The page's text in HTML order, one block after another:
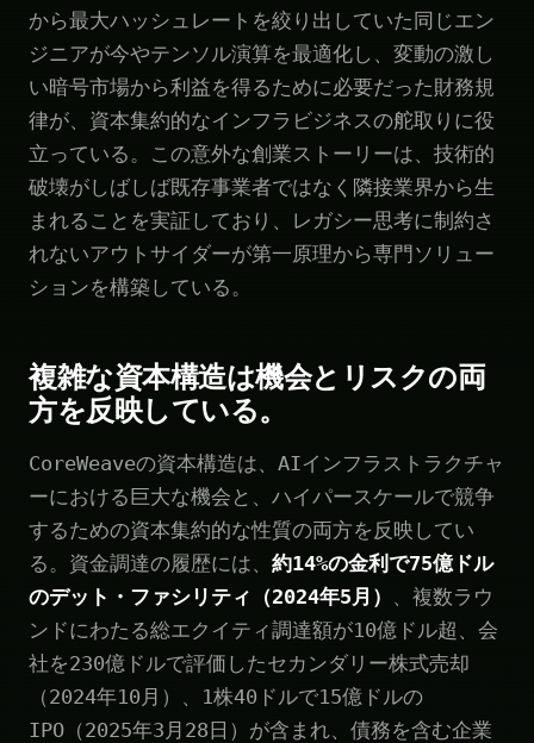
から最大ハッシュレートを絞り出していた同じエン
ジニアが今やテンソル演算を最適化し、変動の激し
い暗号市場から利益を得るために必要だった財務規
律が、資本集約的なインフラビジネスの舵取りに役
立っている。この意外な創業ストーリーは、技術的
破壊がしばしば既存事業者ではなく隣接業界から生
まれることを実証しており、レガシー思考に制約さ
れないアウトサイダーが第一原理から専門ソリュー
ションを構築している。
複雑な資本構造は機会とリスクの両
方を反映している。
CoreWeaveの資本構造は、AIインフラストラクチャ
ーにおける巨大な機会と、ハイパースケールで競争
するための資本集約的な性質の両方を反映してい
る。資金調達の履歴には、 約14%の金利で75億ドル
のデット・ファシリティ（2024年5月）
、複数ラウ
ンドにわたる総エクイティ調達額が10億ドル超、会
社を230億ドルで評価したセカンダリー株式売却
（2024年10月）、1株40ドルで15億ドルの
IPO（2025年3月28日）が含まれ、債務を含む企業